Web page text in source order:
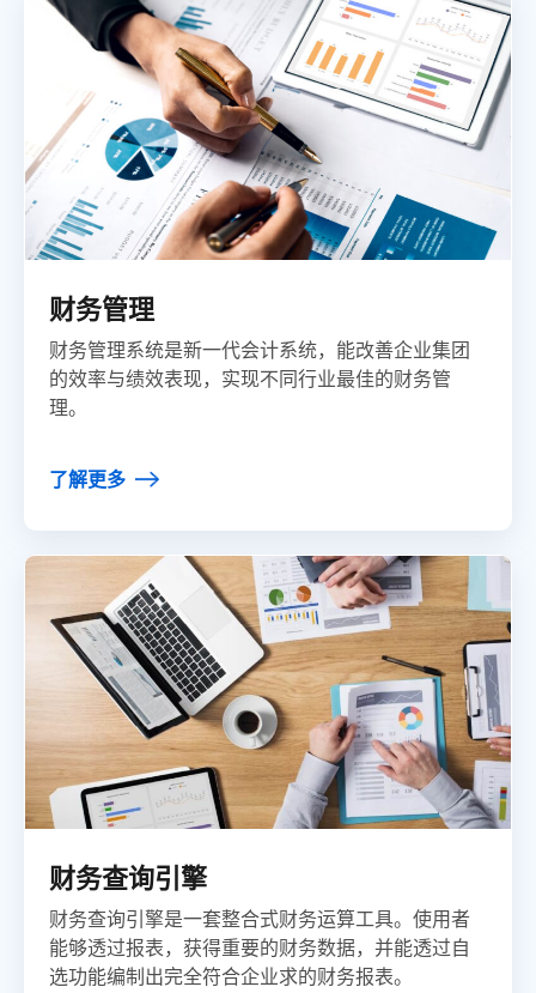
财务管理
财务管理系统是新一代会计系统，能改善企业集团
的效率与绩效表现，实现不同行业最佳的财务管
理。
了解更多
财务查询引擎
财务查询引擎是一套整合式财务运算工具。使用者
能够透过报表，获得重要的财务数据，并能透过自
选功能编制出完全符合企业求的财务报表。